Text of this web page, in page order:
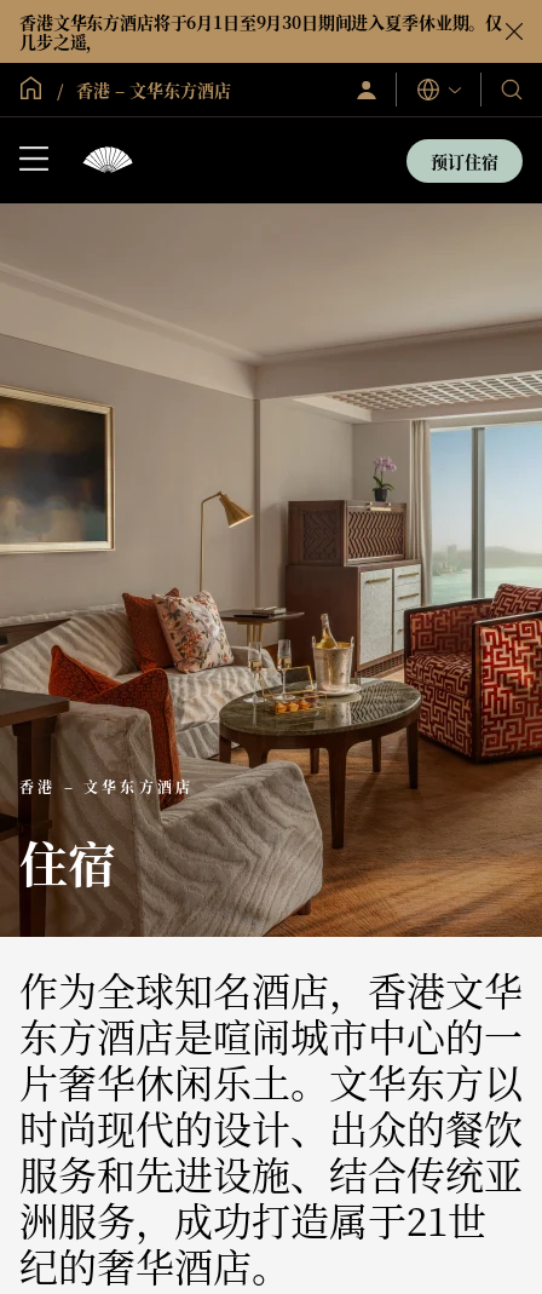
香港文华东方酒店将于6月1日至9月30日期间进入夏季休业期。仅
几步之遥，
全球首页
香港 – 文华东方酒店
登
录/
语
言
我
们
的
酒
预订住宿
香港 – 文华东方酒店
住宿
作为全球知名酒店，香港文华
东方酒店是喧闹城市中心的一
片奢华休闲乐土。文华东方以
时尚现代的设计、出众的餐饮
服务和先进设施、结合传统亚
洲服务，成功打造属于21世
纪的奢华酒店。